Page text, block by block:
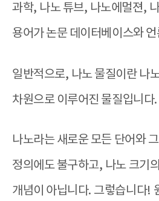
과학, 나노 튜브, 나노에멀젼,
용어가 논문 데이터베이스와
일반적으로, 나노 물질이란 나
차원으로 이루어진 물질입니다.
나노라는 새로운 모든 단어와
정의에도 불구하고, 나노 크기
개념이 아닙니다. 그렇습니다!